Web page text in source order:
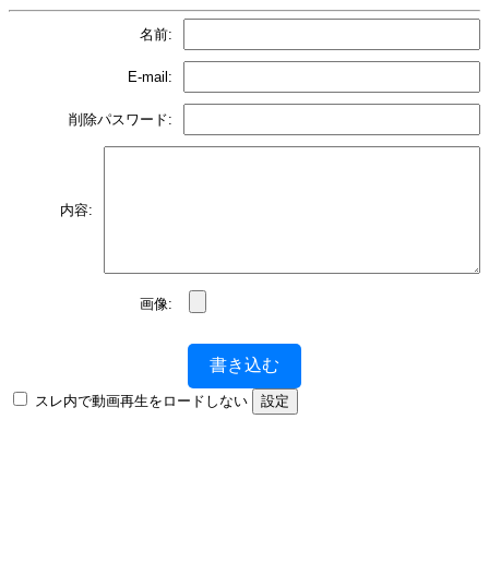
名前:
E-mail:
削除パスワード:
内容:
画像:
書き込む
スレ内で動画再生をロードしない